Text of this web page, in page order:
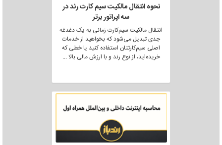
نحوه انتقال مالکیت سیم کارت رند در
سه اپراتور برتر
انتقال مالکیت سیم‌کارت زمانی به یک دغدغه
جدی تبدیل می‌شود که بخواهید از خدمات
اصلی سیم‌کارتتان استفاده کنید یا خطی که
خریده‌اید، از نوع رند و با ارزش مالی بالا...